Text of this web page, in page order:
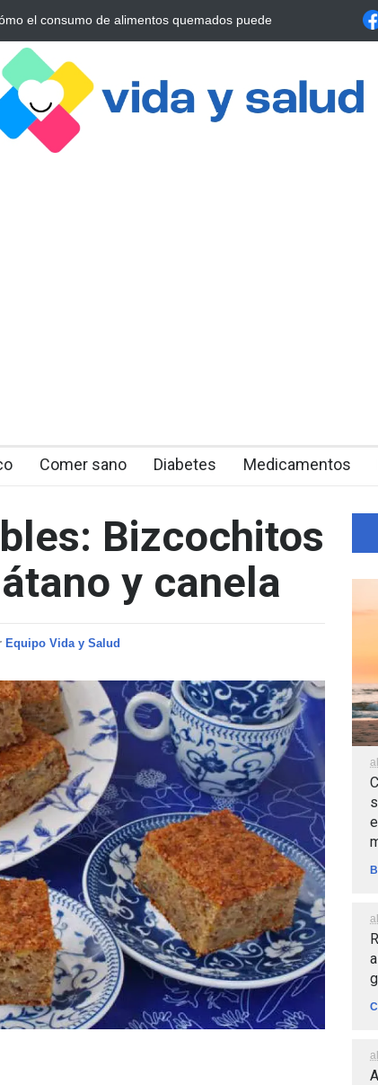
Esencial para Mejorar tu Bienestar La conexión vital
Comer sano Diabetes Medicamentos
Bizcochitos
y canela
Equipo Vida y Salud